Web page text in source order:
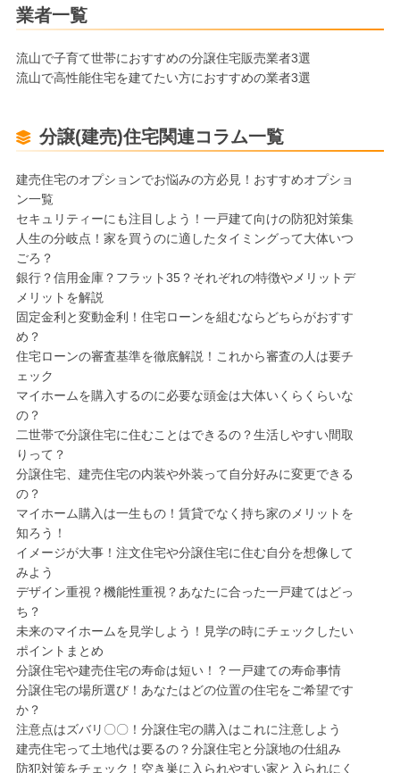
業者一覧
流山で子育て世帯におすすめの分譲住宅販売業者3選
流山で高性能住宅を建てたい方におすすめの業者3選
分譲(建売)住宅関連コラム一覧
建売住宅のオプションでお悩みの方必見！おすすめオプショ
ン一覧
セキュリティーにも注目しよう！一戸建て向けの防犯対策集
人生の分岐点！家を買うのに適したタイミングって大体いつ
ごろ？
銀行？信用金庫？フラット35？それぞれの特徴やメリットデ
メリットを解説
固定金利と変動金利！住宅ローンを組むならどちらがおすす
め？
住宅ローンの審査基準を徹底解説！これから審査の人は要チ
ェック
マイホームを購入するのに必要な頭金は大体いくらくらいな
の？
二世帯で分譲住宅に住むことはできるの？生活しやすい間取
りって？
分譲住宅、建売住宅の内装や外装って自分好みに変更できる
の？
マイホーム購入は一生もの！賃貸でなく持ち家のメリットを
知ろう！
イメージが大事！注文住宅や分譲住宅に住む自分を想像して
みよう
デザイン重視？機能性重視？あなたに合った一戸建てはどっ
ち？
未来のマイホームを見学しよう！見学の時にチェックしたい
ポイントまとめ
分譲住宅や建売住宅の寿命は短い！？一戸建ての寿命事情
分譲住宅の場所選び！あなたはどの位置の住宅をご希望です
か？
注意点はズバリ〇〇！分譲住宅の購入はこれに注意しよう
建売住宅って土地代は要るの？分譲住宅と分譲地の仕組み
防犯対策をチェック！空き巣に入られやすい家と入られにく